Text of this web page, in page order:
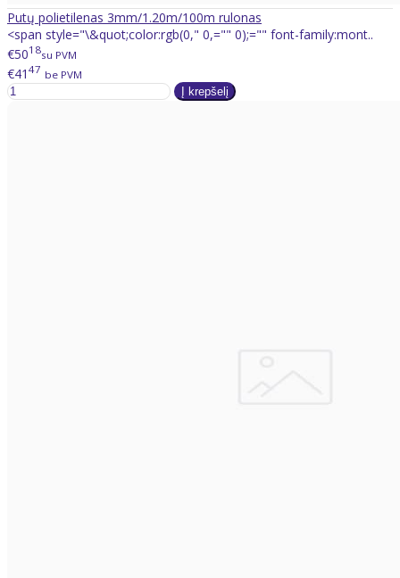
Putų polietilenas 3mm/1.20m/100m rulonas
<span style="\&quot;color:rgb(0," 0,="" 0);="" font-family:mont..
€5018su PVM
€41 47 be PVM